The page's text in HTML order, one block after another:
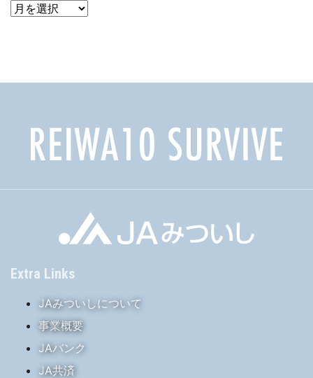
ア
Extra Links
JAみついしについて
事業概要
JAバンク
JA共済